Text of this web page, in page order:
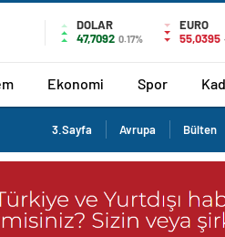
DOLAR
47,7092 0.17%
EURO
55,0395
Ekonomi Spor
3.Sayfa Avrupa Bülten